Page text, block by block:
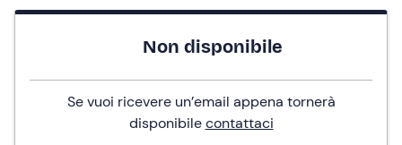
Non disponibile
Se vuoi ricevere un’email appena tornerà
disponibilecontattaci